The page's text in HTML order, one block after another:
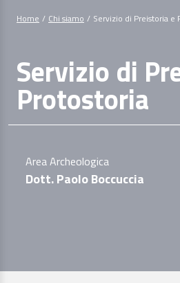
Home / Chi siamo / Servizio di Preistoria e
Servizio di
Protostoria
Area Archeologica
Dott. Paolo Boccuccia